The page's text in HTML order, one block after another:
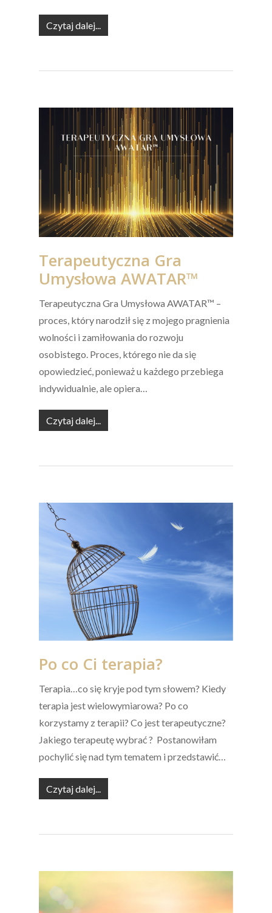
Czytaj dalej...
Terapeutyczna Gra
Umysłowa AWATAR™
Terapeutyczna Gra Umysłowa AWATAR™ –
proces, który narodził się z mojego pragnienia
wolności i zamiłowania do rozwoju
osobistego. Proces, którego nie da się
opowiedzieć, ponieważ u każdego przebiega
indywidualnie, ale opiera…
Czytaj dalej...
Po co Ci terapia?
Terapia…co się kryje pod tym słowem? Kiedy
terapia jest wielowymiarowa? Po co
korzystamy z terapii? Co jest terapeutyczne?
Jakiego terapeutę wybrać ? Postanowiłam
pochylić się nad tym tematem i przedstawić…
Czytaj dalej...